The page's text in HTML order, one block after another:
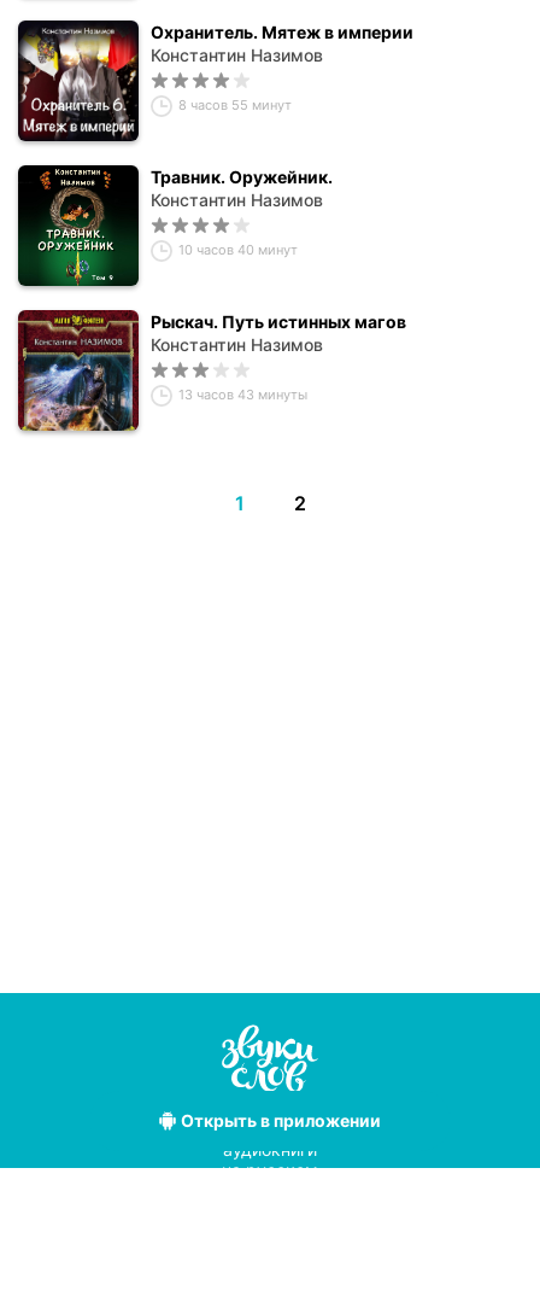
Охранитель. Мятеж в империи
Константин Назимов
8 часов 55 минут
Травник. Оружейник.
Константин Назимов
10 часов 40 минут
Рыскач. Путь истинных магов
Константин Назимов
13 часов 43 минуты
1 2
Открытьв приложении
Лучшие
аудиокниги
на русском